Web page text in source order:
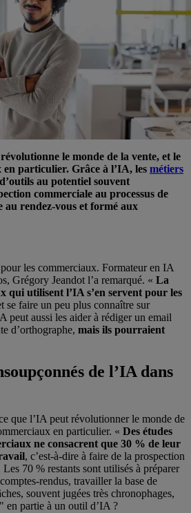
le monde de la vente, et le
particulier. Grâce à l’IA, les métiers
au potentiel souvent
commerciale au processus de
au rendez-vous et formé aux
les commerciaux. Formateur en IA
Grégory Jeandot l’a remarqué. « La
qui utilisent l’IA s’en servent pour les
se faire un peu plus connaître sur
peut aussi les aider à rédiger un email
d’orthographe, mais ils pourraient
de l’IA dans
que l’IA peut révolutionner le monde de
en particulier. « Des études
ne consacrent que 30 % de leur
, c’est-à-dire à faire de la prospection
70 % restants sont utilisés à préparer
rendus, travailler la base de
souvent jugées très chronophages,
en partie à un outil d’IA ?